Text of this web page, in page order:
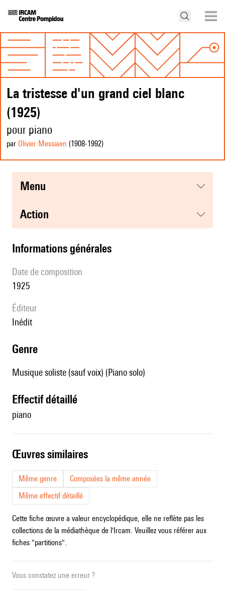
La tristesse d'un grand ciel blanc
(1925)
pour piano
par Olivier Messiaen (1908-1992)
menu
action
informations générales
date de composition
1925
éditeur
Inédit
genre
Musique soliste (sauf voix) (Piano solo)
effectif détaillé
piano
œuvres similaires
Même genre
Composées la même année
Même effectif détaillé
Cette fiche œuvre a valeur encyclopédique, elle ne reflète pas les
collections de la médiathèque de l'Ircam. Veuillez vous référer aux
fiches "partitions".
Vous constatez une erreur ?